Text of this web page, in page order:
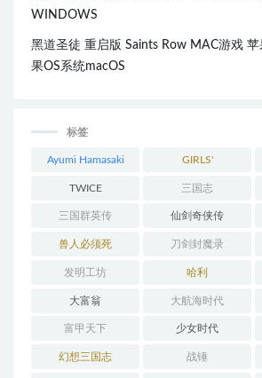
WINDOWS
黑道圣徒 重启版 Saints Row MAC游戏
果OS系统macOS
标签
Ayumi Hamasaki GIRLS'
GENERATION
TWICE 三国志
三国群英传 仙剑奇侠传
兽人必须死 刀剑封魔录
发明工坊 哈利
大富翁 大航海时代
富甲天下 少女时代
幻想三国志 战锤